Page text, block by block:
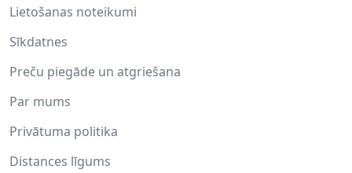
Lietošanas noteikumi
Sīkdatnes
Preču piegāde un atgriešana
Par mums
Privātuma politika
Distances līgums